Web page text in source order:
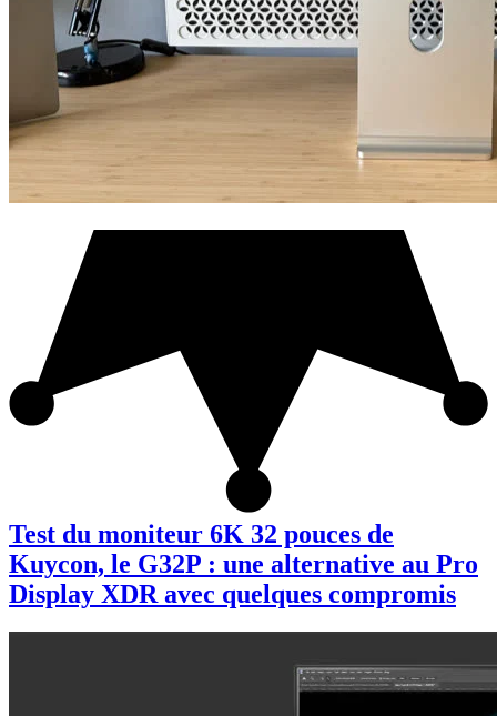
Test du moniteur 6K 32 pouces de
Kuycon, le G32P : une alternative au Pro
Display XDR avec quelques compromis